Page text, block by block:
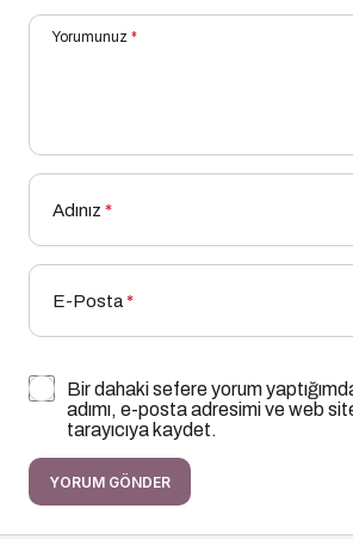
Yorumunuz *
Adınız *
E-Posta*
Bir dahaki sefere yorum
adımı, e-posta adresimi ve web
tarayıcıya kaydet.
YORUM GÖNDER